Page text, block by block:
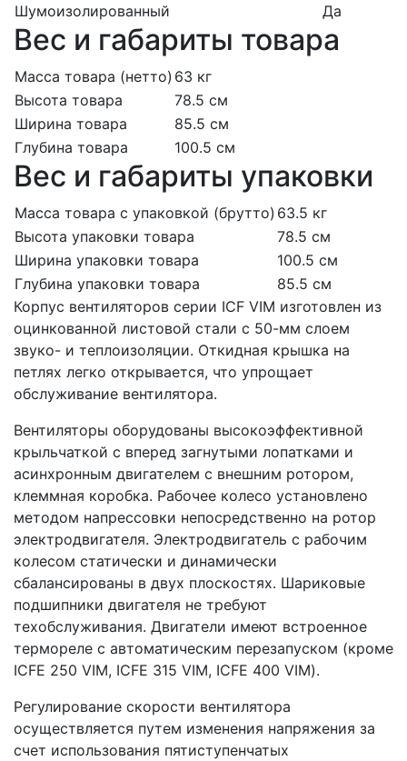
Шумоизолированный
Да
Вес и габариты товара
Масса товара (нетто) 63 кг
Высота товара
78.5 см
Ширина товара
85.5 см
Глубина товара
100.5 см
Вес и габариты упаковки
Масса товара с упаковкой (брутто) 63.5 кг
Высота упаковки товара
78.5 см
Ширина упаковки товара
100.5 см
Глубина упаковки товара
85.5 см
Корпус вентиляторов серии ICF VIM изготовлен из
оцинкованной листовой стали с 50-мм слоем
звуко- и теплоизоляции. Откидная крышка на
петлях легко открывается, что упрощает
обслуживание вентилятора.
Вентиляторы оборудованы высокоэффективной
крыльчаткой с вперед загнутыми лопатками и
асинхронным двигателем с внешним ротором,
клеммная коробка. Рабочее колесо установлено
методом напрессовки непосредственно на ротор
электродвигателя. Электродвигатель с рабочим
колесом статически и динамически
сбалансированы в двух плоскостях. Шариковые
подшипники двигателя не требуют
техобслуживания. Двигатели имеют встроенное
термореле с автоматическим перезапуском (кроме
ICFE 250 VIM, ICFE 315 VIM, ICFE 400 VIM).
Регулирование скорости вентилятора
осуществляется путем изменения напряжения за
счет использования пятиступенчатых